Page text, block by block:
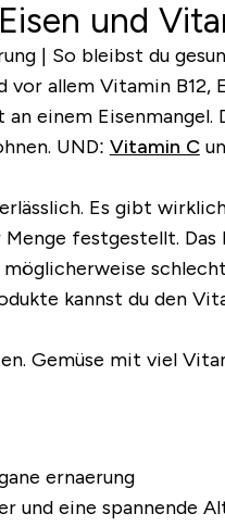
und
allem Vitamin B12,
einem
UND: Vitamin C
Es gibt
festgestellt.
kannst du den
Gemüse mit viel
und eine